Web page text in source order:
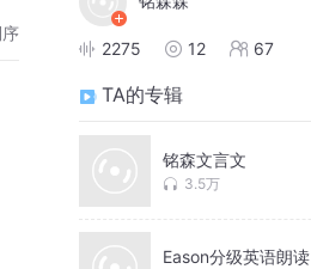
2275 12 67
TA的专辑
铭森文言文
3.5万
Eason分级英语朗读